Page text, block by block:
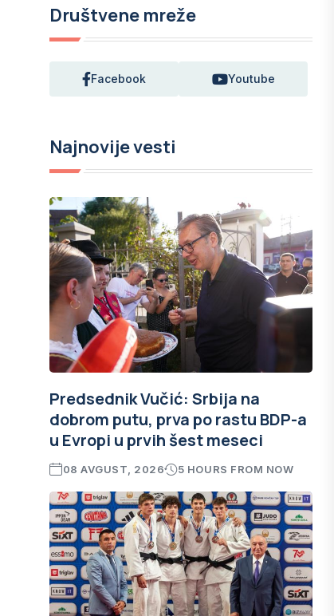
Društvene mreže
Facebook Youtube
Najnovije vesti
Predsednik Vučić: Srbija na
dobrom putu, prva po rastu BDP-a
u Evropi u prvih šest meseci
08 AVGUST, 2026 5 HOURS FROM NOW